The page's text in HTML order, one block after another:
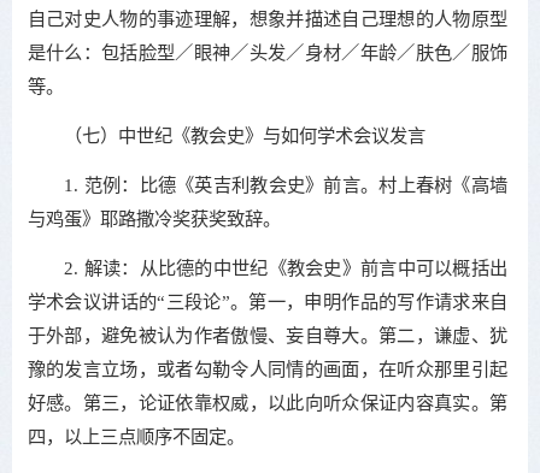
自己对史人物的事迹理解，想象并描述自己理想的人物原型
是什么：包括脸型／眼神／头发／身材／年龄／肤色／服饰
等。
（七）中世纪《教会史》与如何学术会议发言
1. 范例：比德《英吉利教会史》前言。村上春树《高墙
与鸡蛋》耶路撒冷奖获奖致辞。
2. 解读：从比德的中世纪《教会史》前言中可以概括出
学术会议讲话的“三段论”。第一，申明作品的写作请求来自
于外部，避免被认为作者傲慢、妄自尊大。第二，谦虚、犹
豫的发言立场，或者勾勒令人同情的画面，在听众那里引起
好感。第三，论证依靠权威，以此向听众保证内容真实。第
四，以上三点顺序不固定。